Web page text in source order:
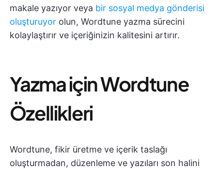
makale yazıyor veya bir sosyal medya gönderisi
oluşturuyor olun, Wordtune yazma sürecini
kolaylaştırır ve içeriğinizin kalitesini artırır.
Yazma için Wordtune
Özellikleri
Wordtune, fikir üretme ve içerik taslağı
oluşturmadan, düzenleme ve yazıları son halini